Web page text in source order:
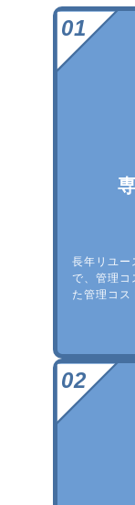
長年リユー
で、管理コ
た管理コス